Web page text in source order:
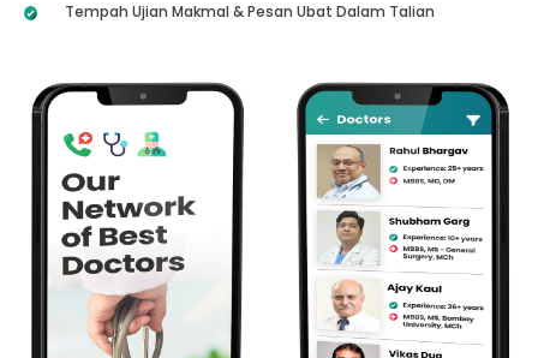
Tempah Ujian Makmal & Pesan Ubat Dalam Talian